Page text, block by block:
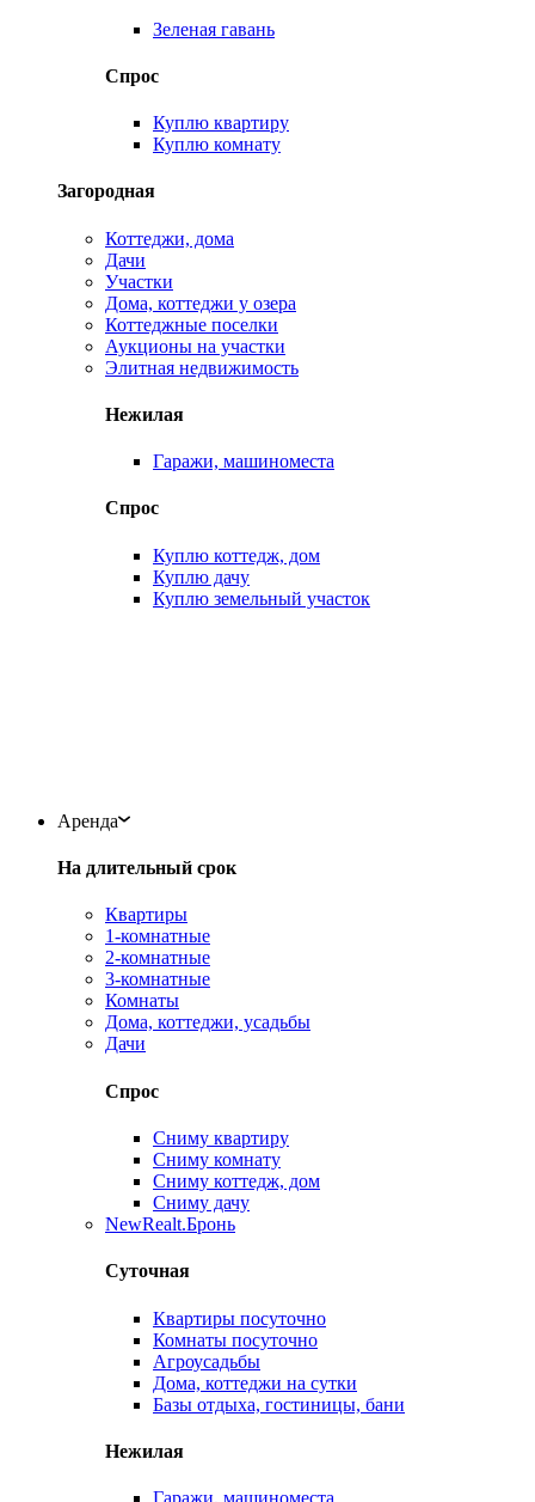
Зеленая гавань
Спрос
Куплю квартиру
Куплю комнату
Загородная
Коттеджи, дома
Дачи
Участки
Дома, коттеджи у озера
Коттеджные поселки
Аукционы на участки
Элитная недвижимость
Нежилая
Гаражи, машиноместа
Спрос
Куплю коттедж, дом
Куплю дачу
Куплю земельный участок
Аренда
На длительный срок
Квартиры
1-комнатные
2-комнатные
3-комнатные
Комнаты
Дома, коттеджи, усадьбы
Дачи
Спрос
Сниму квартиру
Сниму комнату
Сниму коттедж, дом
Сниму дачу
NewRealt.Бронь
Суточная
Квартиры посуточно
Комнаты посуточно
Агроусадьбы
Дома, коттеджи на сутки
Базы отдыха, гостиницы, бани
Нежилая
Гаражи, машиноместа